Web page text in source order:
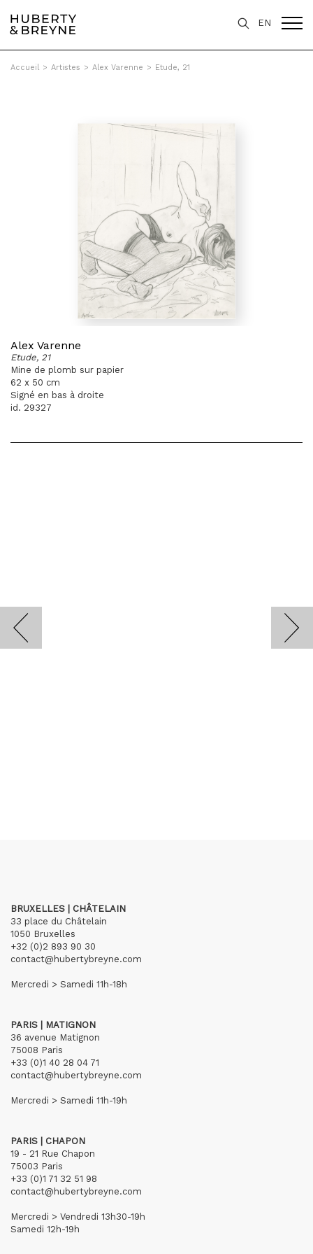
EN
Accueil > Artistes > Alex Varenne > Etude, 21
Alex Varenne
Etude, 21
Mine de plomb sur papier
62 x 50 cm
Signé en bas à droite
id. 29327
BRUXELLES | CHÂTELAIN
33 place du Châtelain
1050 Bruxelles
+32 (0)2 893 90 30
contact@hubertybreyne.com
Mercredi > Samedi 11h-18h
PARIS | MATIGNON
36 avenue Matignon
75008 Paris
+33 (0)1 40 28 04 71
contact@hubertybreyne.com
Mercredi > Samedi 11h-19h
PARIS | CHAPON
19 - 21 Rue Chapon
75003 Paris
+33 (0)1 71 32 51 98
contact@hubertybreyne.com
Mercredi > Vendredi 13h30-19h
Samedi 12h-19h